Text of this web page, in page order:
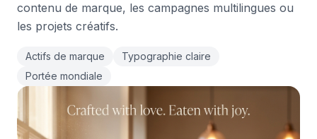
contenu de marque, les campagnes multilingues ou
les projets créatifs.
Actifs de marque
Typographie claire
Portée mondiale